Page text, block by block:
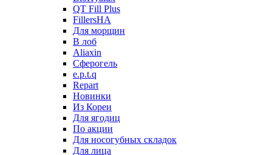
QT Fill Plus
FillersHA
Для морщин
В лоб
Aliaxin
Сферогель
e.p.t.q
Repart
Новинки
Из Кореи
Для ягодиц
По акции
Для носогубных складок
Для лица